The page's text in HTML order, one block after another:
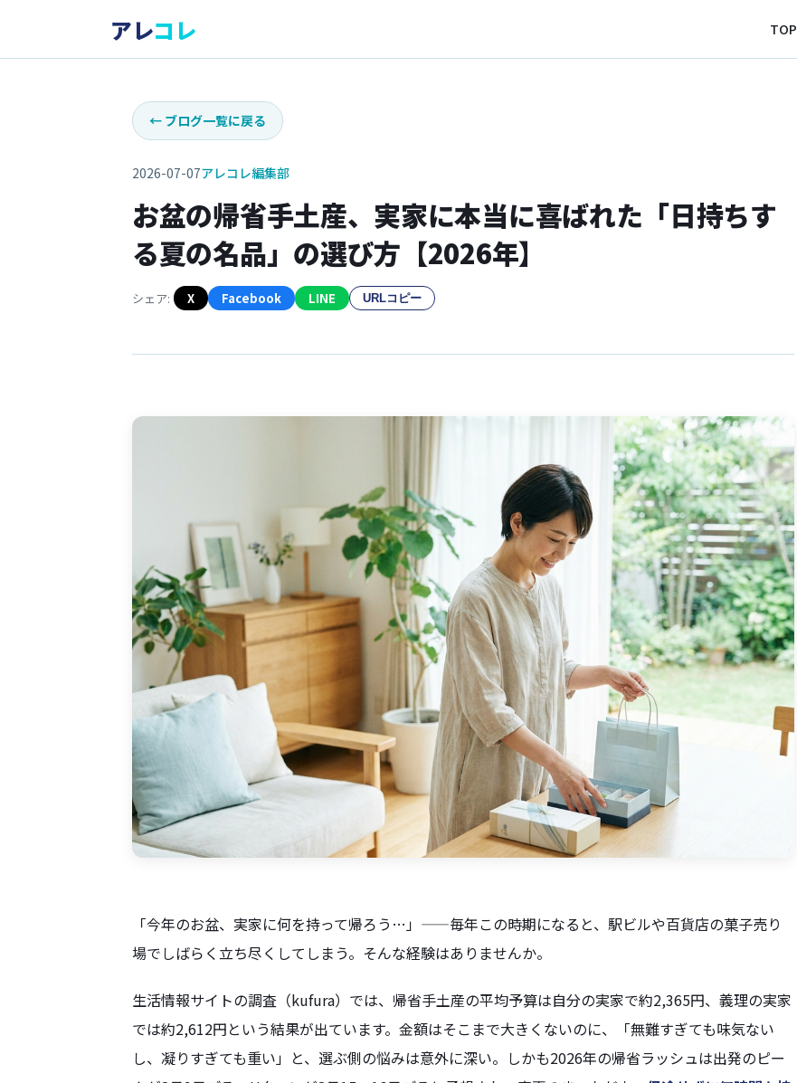
アレコレ TOP
← ブログ一覧に戻る
2026-07-07アレコレ編集部
お盆の帰省手土産、実家に本当に喜ばれた「日持ちす
る夏の名品」の選び方【2026年】
シェア: X Facebook LINE URLコピー
「今年のお盆、実家に何を持って帰ろう…」——毎年この時期になると、駅ビルや百貨店の菓子売り
場でしばらく立ち尽くしてしまう。そんな経験はありませんか。
生活情報サイトの調査（kufura）では、帰省手土産の平均予算は自分の実家で約2,365円、義理の実家
では約2,612円という結果が出ています。金額はそこまで大きくないのに、「無難すぎても味気ない
し、凝りすぎても重い」と、選ぶ側の悩みは意外に深い。しかも2026年の帰省ラッシュは出発のピー